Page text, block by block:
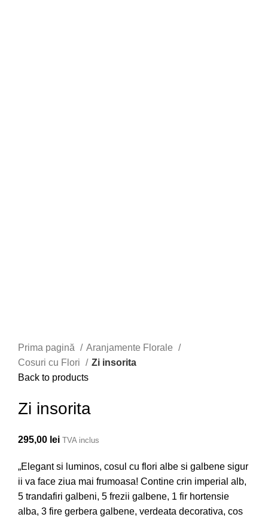
Prima pagină
Aranjamente Florale
Cosuri cu Flori
Zi insorita
Back to products
Zi insorita
295,00 lei TVA inclus
„Elegant si luminos, cosul cu flori albe si galbene sigur
ii va face ziua mai frumoasa! Contine crin imperial alb,
5 trandafiri galbeni, 5 frezii galbene, 1 fir hortensie
alba, 3 fire gerbera galbene, verdeata decorativa, cos